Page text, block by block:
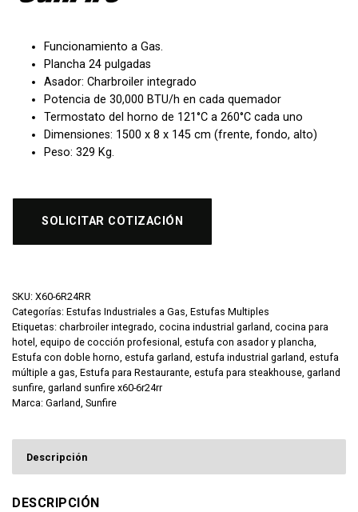
Funcionamiento a Gas.
Plancha 24 pulgadas
Asador: Charbroiler integrado
Potencia de 30,000 BTU/h en cada quemador
Termostato del horno de 121°C a 260°C cada uno
Dimensiones: 1500 x 8 x 145 cm (frente, fondo, alto)
Peso: 329 Kg.
SOLICITAR COTIZACIÓN
SKU: X60-6R24RR
Categorías: Estufas Industriales a Gas, Estufas Multiples
Etiquetas: charbroiler integrado, cocina industrial garland, cocina para
hotel , equipo de cocción profesional , estufa con asador y plancha,
Estufa con doble horno, estufa garland, estufa industrial garland, estufa
múltiple a gas, Estufa para Restaurante, estufa para steakhouse, garland
sunfire, garland sunfire x60-6r24rr
Marca: Garland, Sunfire
Descripción
DESCRIPCIÓN